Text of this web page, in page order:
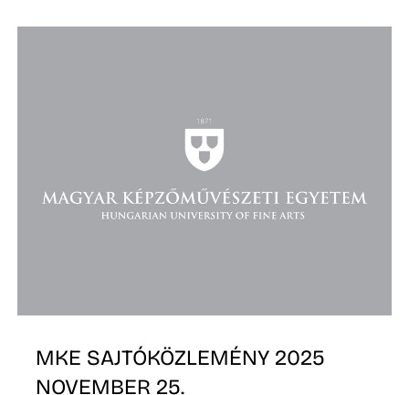
MKE SAJTÓKÖZLEMÉNY 2025
NOVEMBER 25.